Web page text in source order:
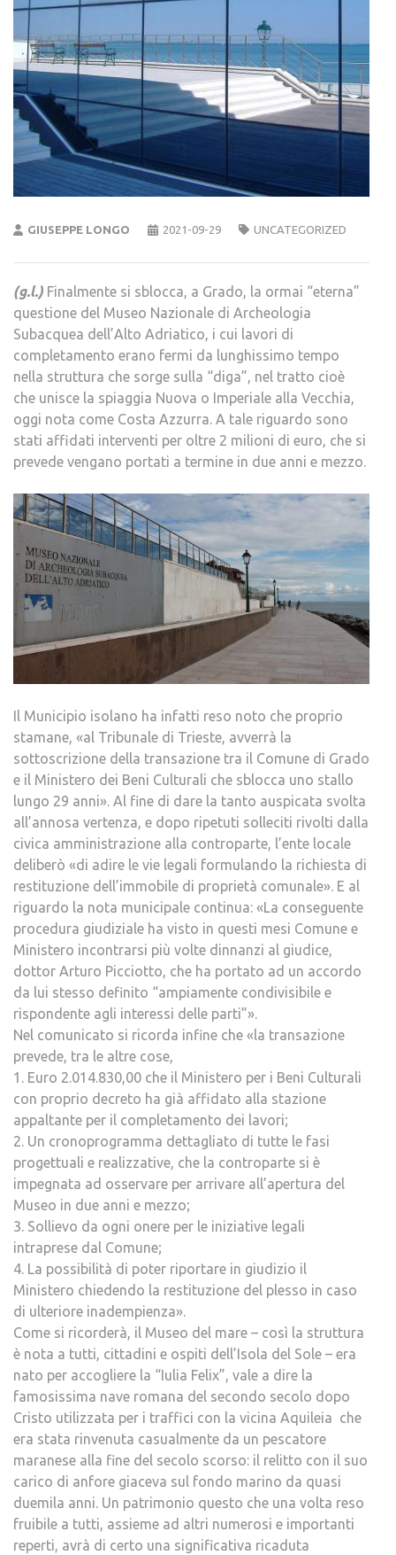
GIUSEPPE LONGO 2021-09-29 UNCATEGORIZED
(g.l.) Finalmente si sblocca, a Grado, la ormai “eterna”
questione del Museo Nazionale di Archeologia
Subacquea dell’Alto Adriatico, i cui lavori di
completamento erano fermi da lunghissimo tempo
nella struttura che sorge sulla “diga”, nel tratto cioè
che unisce la spiaggia Nuova o Imperiale alla Vecchia,
oggi nota come Costa Azzurra. A tale riguardo sono
stati affidati interventi per oltre 2 milioni di euro, che si
prevede vengano portati a termine in due anni e mezzo.
Il Municipio isolano ha infatti reso noto che proprio
stamane, «al Tribunale di Trieste, avverrà la
sottoscrizione della transazione tra il Comune di Grado
e il Ministero dei Beni Culturali che sblocca uno stallo
lungo 29 anni». Al fine di dare la tanto auspicata svolta
all’annosa vertenza, e dopo ripetuti solleciti rivolti dalla
civica amministrazione alla controparte, l’ente locale
deliberò «di adire le vie legali formulando la richiesta di
restituzione dell’immobile di proprietà comunale». E al
riguardo la nota municipale continua: «La conseguente
procedura giudiziale ha visto in questi mesi Comune e
Ministero incontrarsi più volte dinnanzi al giudice,
dottor Arturo Picciotto, che ha portato ad un accordo
da lui stesso definito “ampiamente condivisibile e
rispondente agli interessi delle parti”».
Nel comunicato si ricorda infine che «la transazione
prevede, tra le altre cose,
1. Euro 2.014.830,00 che il Ministero per i Beni Culturali
con proprio decreto ha già affidato alla stazione
appaltante per il completamento dei lavori;
2. Un cronoprogramma dettagliato di tutte le fasi
progettuali e realizzative, che la controparte si è
impegnata ad osservare per arrivare all’apertura del
Museo in due anni e mezzo;
3. Sollievo da ogni onere per le iniziative legali
intraprese dal Comune;
4. La possibilità di poter riportare in giudizio il
Ministero chiedendo la restituzione del plesso in caso
di ulteriore inadempienza».
Come si ricorderà, il Museo del mare – così la struttura
è nota a tutti, cittadini e ospiti dell’Isola del Sole – era
nato per accogliere la “Iulia Felix”, vale a dire la
famosissima nave romana del secondo secolo dopo
Cristo utilizzata per i traffici con la vicina Aquileia che
era stata rinvenuta casualmente da un pescatore
maranese alla fine del secolo scorso: il relitto con il suo
carico di anfore giaceva sul fondo marino da quasi
duemila anni. Un patrimonio questo che una volta reso
fruibile a tutti, assieme ad altri numerosi e importanti
reperti, avrà di certo una significativa ricaduta